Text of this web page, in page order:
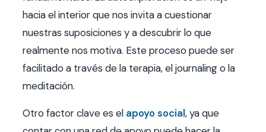
hacia el interior que nos invita a cuestionar
nuestras suposiciones y a descubrir lo que
realmente nos motiva. Este proceso puede ser
facilitado a través de la terapia, el journaling o la
meditación.
Otro factor clave es el apoyo social, ya que